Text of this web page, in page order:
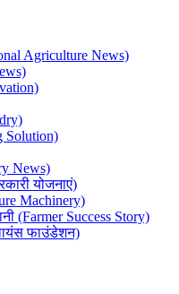
Agriculture News)
Solution)
News)
योजनाएं)
Machinery)
(Farmer Success Story)
फाउंडेशन)